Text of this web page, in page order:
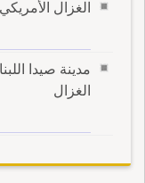
الغزال
مدينة صيدا
الغزال